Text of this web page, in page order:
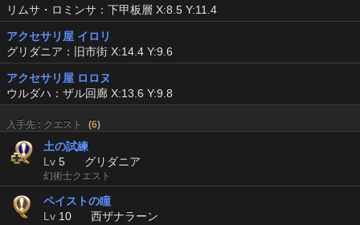
リムサ・ロミンサ：下甲板層 X:8.5 Y:11.4
アクセサリ屋 イロリ
グリダニア：旧市街 X:14.4 Y:9.6
アクセサリ屋 ロロヌ
ウルダハ：ザル回廊 X:13.6 Y:9.8
入手先 : クエスト (6)
土の試練
Lv 5 グリダニア
幻術士クエスト
ペイストの瞳
Lv 10 西ザナラーン